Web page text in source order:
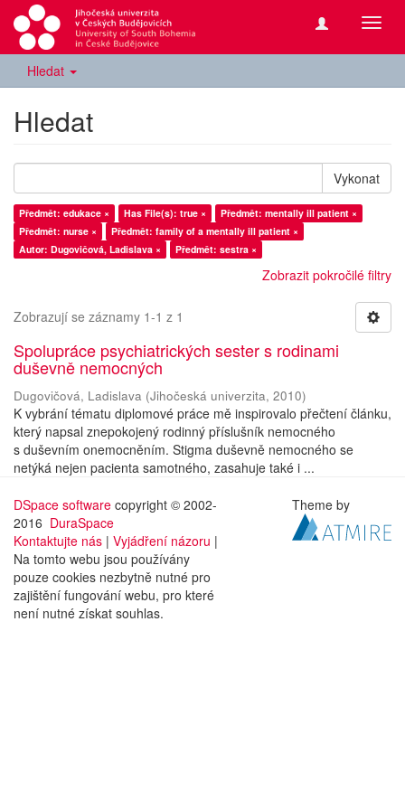
Hledat
Hledat
Vykonat
Předmět: edukace × Has File(s): true ×
Předmět: mentally ill patient ×
Předmět: nurse ×
Předmět: family of a mentally ill patient ×
Autor: Dugovičová, Ladislava ×
Předmět: sestra ×
Zobrazit pokročilé filtry
Zobrazují se záznamy 1-1 z 1
Spolupráce psychiatrických sester s rodinami
duševně nemocných
Dugovičová, Ladislava (Jihočeská univerzita, 2010)
K vybrání tématu diplomové práce mě inspirovalo přečtení článku,
který napsal znepokojený rodinný příslušník nemocného
s duševním onemocněním. Stigma duševně nemocného se
netýká nejen pacienta samotného, zasahuje také i ...
DSpace software copyright © 2002-
2016 DuraSpace
Kontaktujte nás | Vyjádření názoru |
Na tomto webu jsou používány
pouze cookies nezbytně nutné pro
zajištění fungování webu, pro které
není nutné získat souhlas.
Theme by